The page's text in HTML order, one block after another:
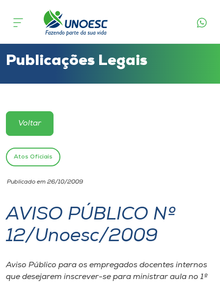
Cursos
Atendimento ao Estudante
Portal de Ensino
Unoesc
Internacionalização
I.nova
Diplomados
Publicações Legais
Voltar
Atos Oficiais
Publicado em 26/10/2009
AVISO PÚBLICO Nº
12/Unoesc/2009
Aviso Público para os empregados docentes internos
que desejarem inscrever-se para ministrar aula no 1º